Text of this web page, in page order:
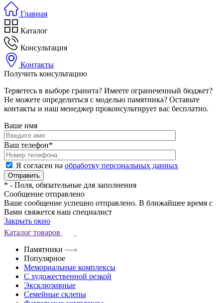
Главная
Каталог
Консультация
Контакты
Получить консультацию
Теряетесь в выборе гранита? Имеете ограниченный бюджет?
Не можете определиться с моделью памятника? Оставьте
контакты и наш менеджер проконсультирует вас бесплатно.
Ваше имя
Ваш телефон*
Я согласен на обработку персональных данных
* - Поля, обязательные для заполнения
Сообщение отправлено
Ваше сообщение успешно отправлено. В ближайшее время с
Вами свяжется наш специалист
Закрыть окно
Каталог товаров
Памятники
Популярное
Мемориальные комплексы
С художественной резкой
Эксклюзивные
Семейные склепы